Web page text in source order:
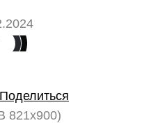
Поделиться
821x900)